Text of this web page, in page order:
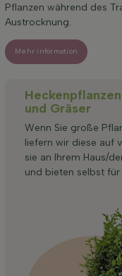
Pflanzen während des
Austrocknung.
Mehr information
und Gräser
Wenn Sie große
liefern wir diese auf
sie an Ihrem Haus/
und bieten selbst